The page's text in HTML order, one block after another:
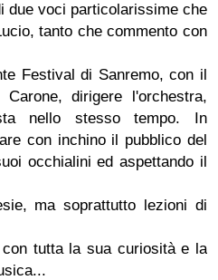
due voci particolarissime che
tanto che commento con
Festival di Sanremo, con il
dirigere l'orchestra,
nello stesso tempo. In
con inchino il pubblico del
occhialini ed aspettando il
ma soprattutto lezioni di
tutta la sua curiosità e la